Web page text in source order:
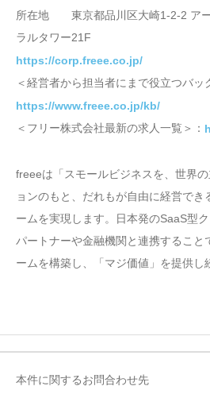
所在地 東京都品川区大崎1-2-2 アー
ラルタワー21F
https://corp.freee.co.jp/
＜経営者から担当者にまで役立つバッ
https://www.freee.co.jp/kb/
＜フリー株式会社最新の求人一覧＞：
freeeは「スモールビジネスを、世界
ョンのもと、だれもが自由に経営でき
ームを実現します。日本発のSaaS型
パートナーや金融機関と連携すること
ームを構築し、「マジ価値」を提供し
本件に関するお問合わせ先